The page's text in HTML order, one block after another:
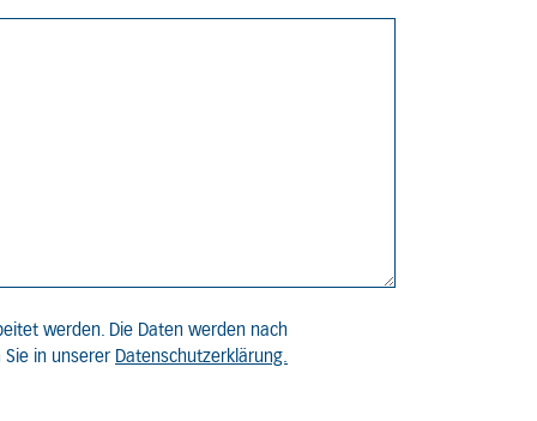
werden. Die Daten werden nach
in unserer Datenschutzerklärung.